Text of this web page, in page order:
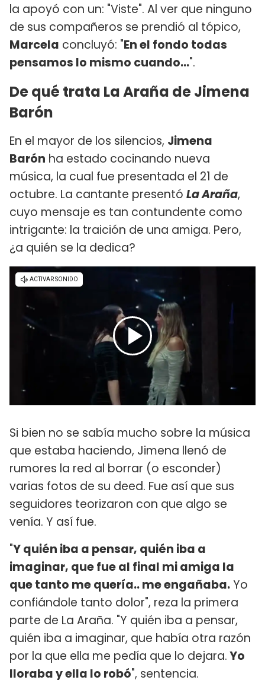
la apoyó con un: "Viste". Al ver que ninguno
de sus compañeros se prendió al tópico,
Marcela concluyó: "En el fondo todas
pensamos lo mismo cuando...".
De qué trata La Araña de Jimena
Barón
En el mayor de los silencios, Jimena
Barón ha estado cocinando nueva
música, la cual fue presentada el 21 de
octubre. La cantante presentó La Araña,
cuyo mensaje es tan contundente como
intrigante: la traición de una amiga. Pero,
¿a quién se la dedica?
Si bien no se sabía mucho sobre la música
que estaba haciendo, Jimena llenó de
rumores la red al borrar (o esconder)
varias fotos de su deed. Fue así que sus
seguidores teorizaron con que algo se
venía. Y así fue.
"Y quién iba a pensar, quién iba a
imaginar, que fue al final mi amiga la
que tanto me quería.. me engañaba.Yo
confiándole tanto dolor", reza la primera
parte de La Araña. "Y quién iba a pensar,
quién iba a imaginar, que había otra razón
por la que ella me pedía que lo dejara.Yo
lloraba y ella lo robó", sentencia.